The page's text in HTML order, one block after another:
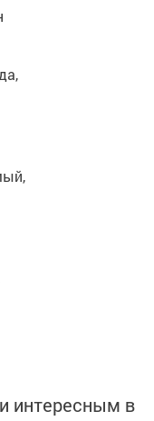
интересным в